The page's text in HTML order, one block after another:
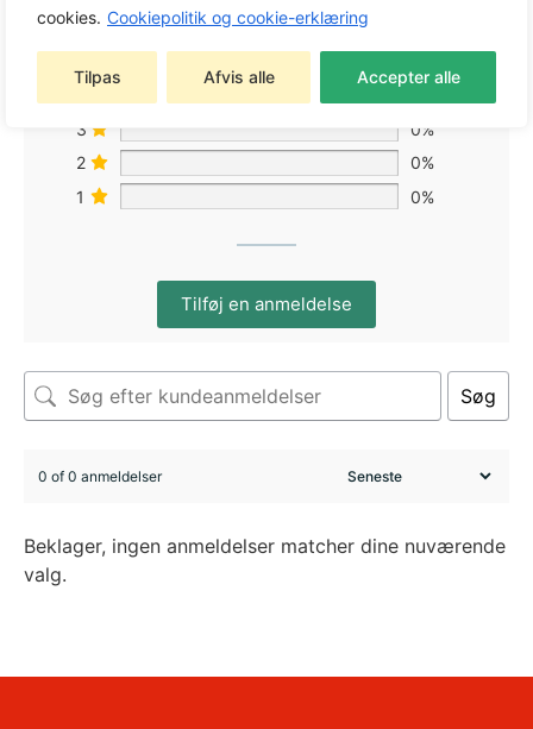
cookies. Cookiepolitik og cookie-erklæring
Tilpas Afvis alle Accepter alle
3
0%
2
0%
1
0%
Tilføj en anmeldelse
Søg
0 of 0 anmeldelser
Beklager, ingen anmeldelser matcher dine nuværende
valg.